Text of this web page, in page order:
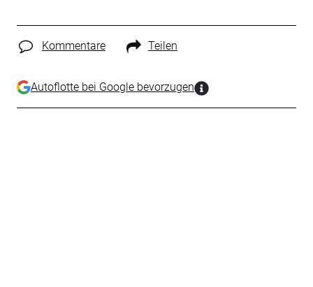
Kommentare Teilen
Autoflotte bei Google bevorzugen